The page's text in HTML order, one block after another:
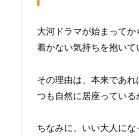
大河ドラマが始まって
着かない気持ちを抱いて
その理由は、本来であ
つも自然に居座っている
ちなみに、いい大人に